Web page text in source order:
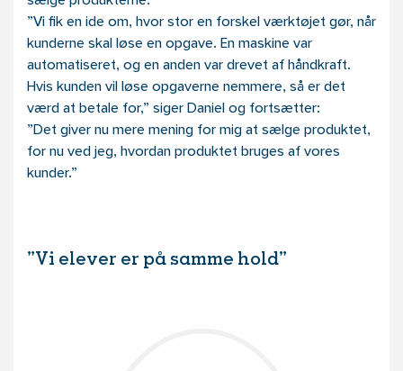
”Vi fik en ide om, hvor stor en forskel værktøjet gør, når
kunderne skal løse en opgave. En maskine var
automatiseret, og en anden var drevet af håndkraft.
Hvis kunden vil løse opgaverne nemmere, så er det
værd at betale for,” siger Daniel og fortsætter:
”Det giver nu mere mening for mig at sælge produktet,
for nu ved jeg, hvordan produktet bruges af vores
kunder.”
”Vi elever er på samme hold”